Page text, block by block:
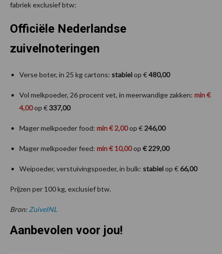
fabriek exclusief btw:
Officiële Nederlandse
zuivelnoteringen
Verse boter, in 25 kg cartons: stabielop €480,00
Vol melkpoeder, 26 procent vet, in meerwandige zakken: min €
4,00op €337,00
Mager melkpoeder food: min € 2,00op € 246,00
Mager melkpoeder feed: min € 10,00op € 229,00
Weipoeder, verstuivingspoeder, in bulk: stabielop €66,00
Prijzen per 100 kg, exclusief btw.
Bron: ZuivelNL
Aanbevolen voor jou!